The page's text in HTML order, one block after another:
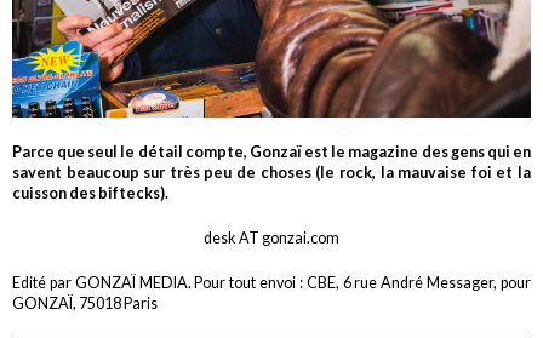
Parce que seul le détail compte, Gonzaï est le magazine des gens qui en
savent beaucoup sur très peu de choses (le rock, la mauvaise foi et la
cuisson des biftecks).
desk AT gonzai.com
Edité par GONZAÏ MEDIA. Pour tout envoi : CBE, 6 rue André Messager, pour
GONZAÏ, 75018 Paris